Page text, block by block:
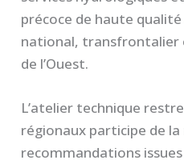
précoce de haute
national, transfrontalier
de l’Ouest.
L’atelier technique
régionaux participe de
recommandations